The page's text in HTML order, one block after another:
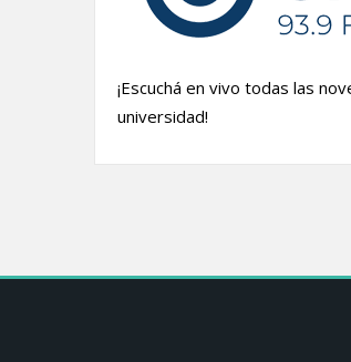
¡Escuchá en vivo todas las
universidad!